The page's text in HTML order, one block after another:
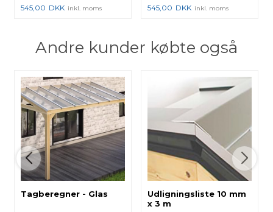
545,00 DKK inkl. moms 545,00 DKK inkl. moms
Andre kunder købte også
Tagberegner - Glas
Udligningsliste 10 mm
x 3 m